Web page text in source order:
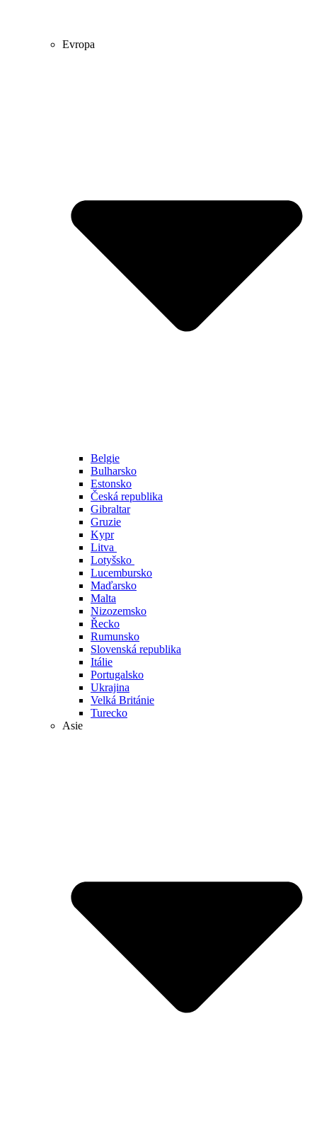
Evropa
Belgie
Bulharsko
Estonsko
Česká republika
Gibraltar
Gruzie
Kypr
Litva
Lotyšsko
Lucembursko
Maďarsko
Malta
Nizozemsko
Řecko
Rumunsko
Slovenská republika
Itálie
Portugalsko
Ukrajina
Velká Británie
Turecko
Asie